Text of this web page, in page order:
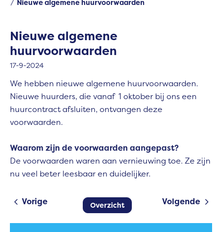
Nieuwe algemene huurvoorwaarden
Nieuwe algemene
huurvoorwaarden
17-9-2024
We hebben nieuwe algemene huurvoorwaarden.
Nieuwe huurders, die vanaf 1 oktober bij ons een
huurcontract afsluiten, ontvangen deze
voorwaarden.
Waarom zijn de voorwaarden aangepast?
De voorwaarden waren aan vernieuwing toe. Ze zijn
nu veel beter leesbaar en duidelijker.
Volgende
Overzicht
Vorige